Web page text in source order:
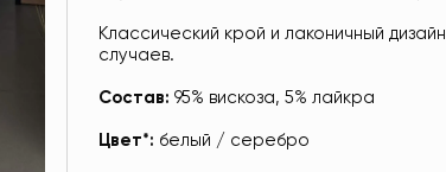
Классический крой и лаконичный
случаев.
Состав: 95% вискоза, 5% лайкра
Цвет*: белый / серебро